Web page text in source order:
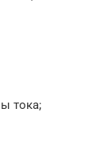
тока;